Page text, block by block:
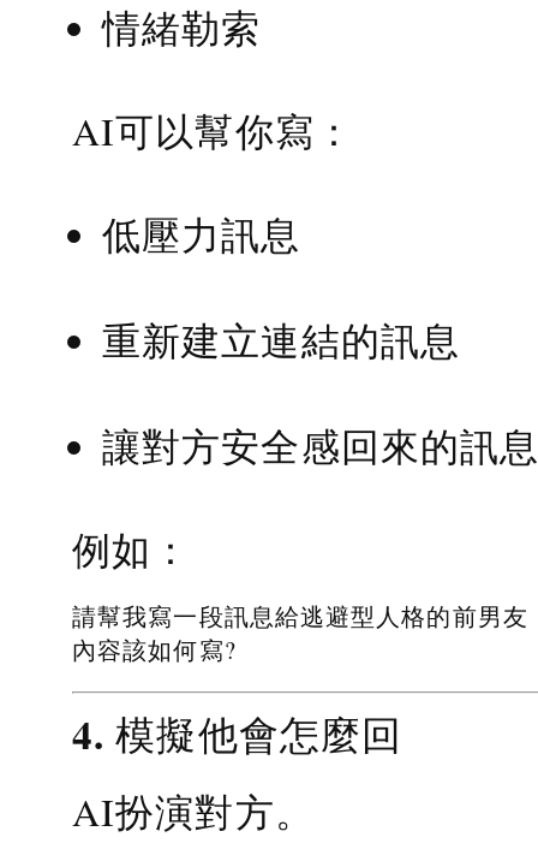
情緒勒索
AI可以幫你寫：
低壓力訊息
重新建立連結的訊息
讓對方安全感回來的訊
例如：
請幫我寫一段訊息給逃避型人格的前男友
內容該如何寫?
4. 模擬他會怎麼回
AI扮演對方。